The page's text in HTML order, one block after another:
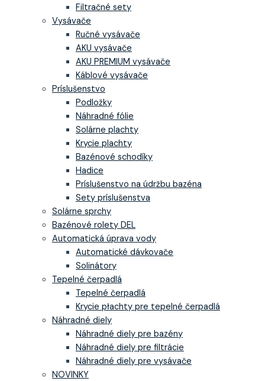
Filtračné sety
Vysávače
Ručné vysávače
AKU vysávače
AKU PREMIUM vysávače
Káblové vysávače
Príslušenstvo
Podložky
Náhradné fólie
Solárne plachty
Krycie plachty
Bazénové schodíky
Hadice
Príslušenstvo na údržbu bazéna
Sety príslušenstva
Solárne sprchy
Bazénové rolety DEL
Automatická úprava vody
Automatické dávkovače
Solinátory
Tepelné čerpadlá
Tepelné čerpadlá
Krycie płachty pre tepelné čerpadlá
Náhradné diely
Náhradné diely pre bazény
Náhradné diely pre filtrácie
Náhradné diely pre vysávače
NOVINKY